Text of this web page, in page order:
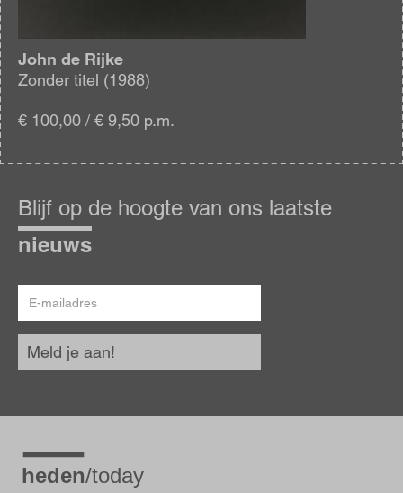
John de Rijke
Zonder titel (1988)
€ 100,00 / € 9,50 p.m.
op
de
hoogte
Blijf op de hoogte van ons laatste
nieuws
mailadres
Meld je aan!